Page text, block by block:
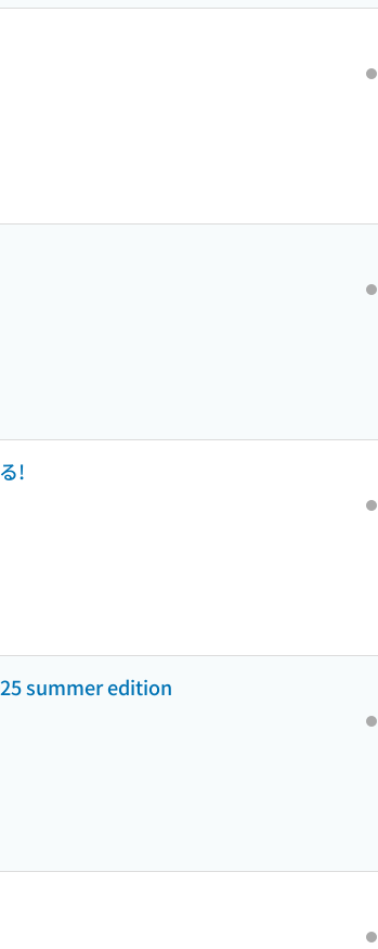
!
summer edition